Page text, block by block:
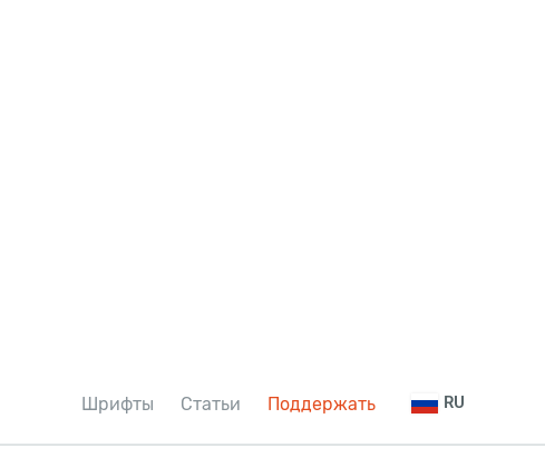
Шрифты Статьи Поддержать RU